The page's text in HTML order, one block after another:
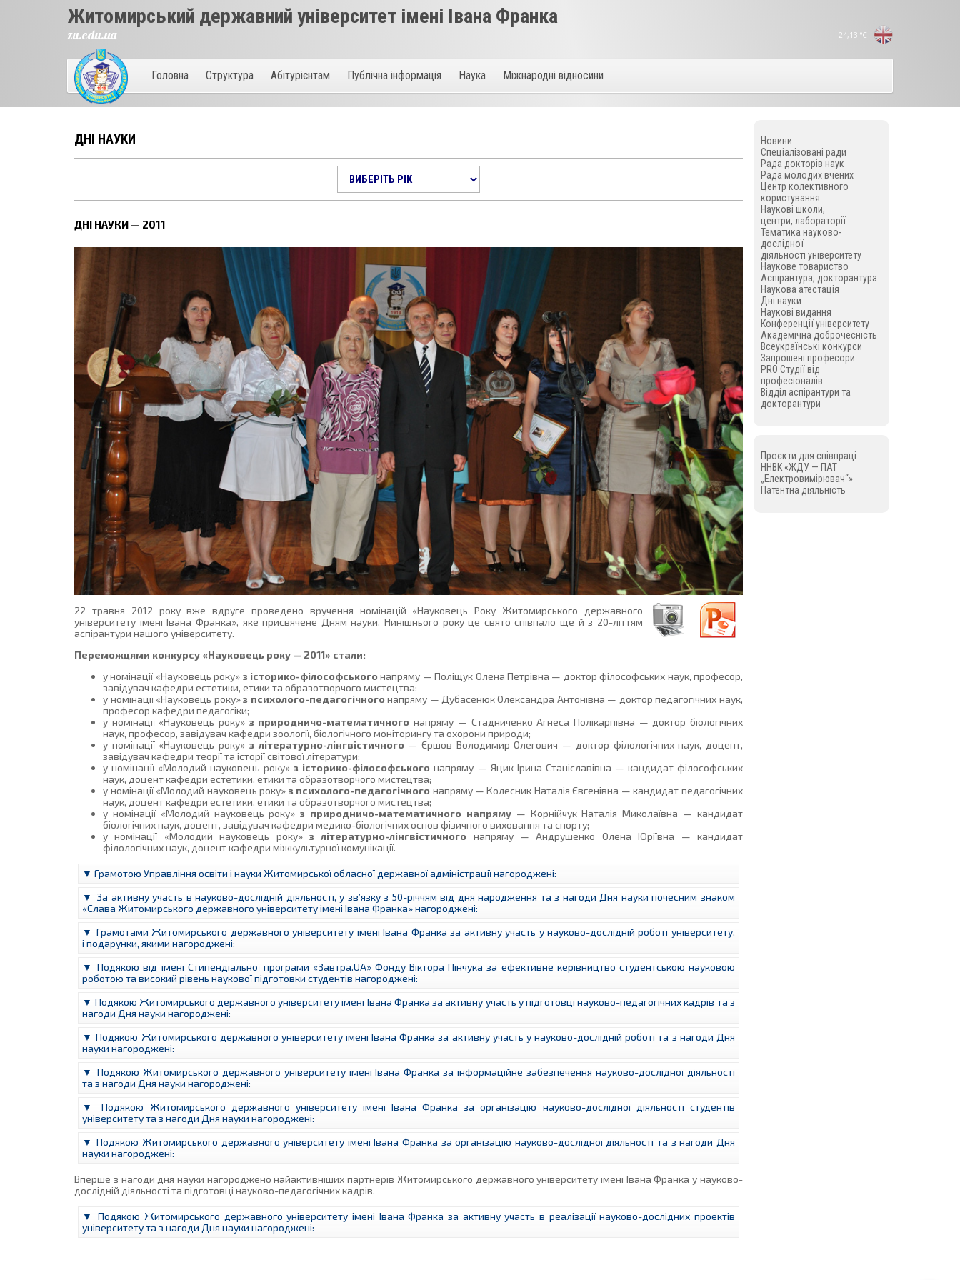
24,13 °C
Житомирський державний університет імені Івана Франка
zu.edu.ua
Головна Структура Абітурієнтам Публічна інформація Наука Міжнародні відносини
ДНІ НАУКИ
ДНІ НАУКИ — 2011
22 травня 2012 року вже вдруге проведено вручення номінацій «Науковець Року Житомирського державного
університету імені Івана Франка», яке присвячене Дням науки. Нинішнього року це свято співпало ще й з 20-літтям
аспірантури нашого університету.
Переможцями конкурсу «Науковець року — 2011» стали:
у номінації «Науковець року» з історико-філософськогонапряму — Поліщук Олена Петрівна — доктор філософських наук, професор,
завідувач кафедри естетики, етики та образотворчого мистецтва;
у номінації «Науковець року»з психолого-педагогічногонапряму — Дубасенюк Олександра Антонівна — доктор педагогічних наук,
професор кафедри педагогіки;
у номінації «Науковець року» з природничо-математичного напряму — Стадниченко Агнеса Полікарпівна — доктор біологічних
наук, професор, завідувач кафедри зоології, біологічного моніторингу та охорони природи;
у номінації «Науковець року» з літературно-лінгвістичного— Єршов Володимир Олегович — доктор філологічних наук, доцент,
завідувач кафедри теорії та історії світової літератури;
у номінації «Молодий науковець року»з історико-філософського напряму — Яцик Ірина Станіславівна — кандидат філософських
наук, доцент кафедри естетики, етики та образотворчого мистецтва;
у номінації «Молодий науковець року» з психолого-педагогічного напряму — Колесник Наталія Євгенівна — кандидат педагогічних
наук, доцент кафедри естетики, етики та образотворчого мистецтва;
у номінації «Молодий науковець року»з природничо-математичного напряму— Корнійчук Наталія Миколаївна — кандидат
біологічних наук, доцент, завідувач кафедри медико-біологічних основ фізичного виховання та спорту;
у номінації «Молодий науковець року» з літературно-лінгвістичного напряму — Андрушенко Олена Юріївна — кандидат
філологічних наук, доцент кафедри міжкультурної комунікації.
▼ Грамотою Управління освіти і науки Житомирської обласної державної адміністрації нагороджені:
▼ За активну участь в науково-дослідній діяльності, у зв’язку з 50-річчям від дня народження та з нагоди Дня науки почесним знаком
«Слава Житомирського державного університету імені Івана Франка» нагороджені:
▼ Грамотами Житомирського державного університету імені Івана Франка за активну участь у науково-дослідній роботі університету,
і подарунки, якими нагороджені:
▼ Подякою від імені Стипендіальної програми «Завтра.UA» Фонду Віктора Пінчука за ефективне керівництво студентською науковою
роботою та високий рівень наукової підготовки студентів нагороджені:
▼ Подякою Житомирського державного університету імені Івана Франка за активну участь у підготовці науково-педагогічних кадрів та з
нагоди Дня науки нагороджені:
▼ Подякою Житомирського державного університету імені Івана Франка за активну участь у науково-дослідній роботі та з нагоди Дня
науки нагороджені:
▼ Подякою Житомирського державного університету імені Івана Франка за інформаційне забезпечення науково-дослідної діяльності
та з нагоди Дня науки нагороджені:
▼ Подякою Житомирського державного університету імені Івана Франка за організацію науково-дослідної діяльності студентів
університету та з нагоди Дня науки нагороджені:
▼ Подякою Житомирського державного університету імені Івана Франка за організацію науково-дослідної діяльності та з нагоди Дня
науки нагороджені:
Вперше з нагоди дня науки нагороджено найактивніших партнерів Житомирського державного університету імені Івана Франка у науково-
дослідній діяльності та підготовці науково-педагогічних кадрів.
▼ Подякою Житомирського державного університету імені Івана Франка за активну участь в реалізації науково-дослідних проектів
університету та з нагоди Дня науки нагороджені:
Новини
Спеціалізовані ради
Рада докторів наук
Рада молодих вчених
Центр колективного
користування
Наукові школи,
центри, лабораторії
Тематика науково-
дослідної
діяльності університету
Наукове товариство
Аспірантура, докторантура
Наукова атестація
Дні науки
Наукові видання
Конференції університету
Академічна доброчесність
Всеукраїнські конкурси
Запрошені професори
PRO Студії від
професіоналів
Відділ аспірантури та
докторантури
Проєкти для співпраці
ННВК «ЖДУ — ПАТ
„Електровимірювач“»
Патентна діяльність